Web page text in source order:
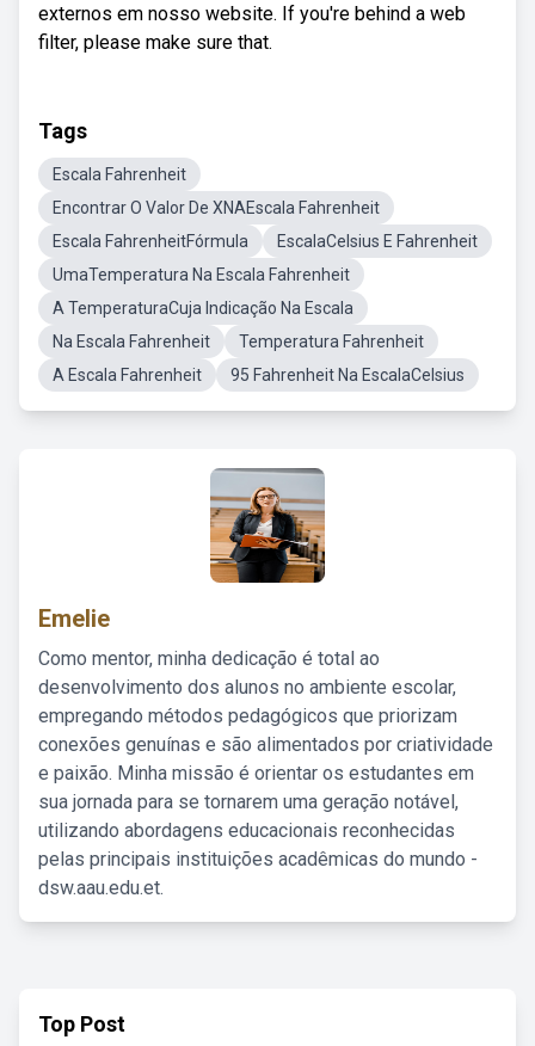
externos em nosso website. If you're behind a web
filter, please make sure that.
Tags
Escala Fahrenheit
Encontrar O Valor De XNAEscala Fahrenheit
Escala FahrenheitFórmula
EscalaCelsius E Fahrenheit
UmaTemperatura Na Escala Fahrenheit
A TemperaturaCuja Indicação Na Escala
Na Escala Fahrenheit
Temperatura Fahrenheit
A Escala Fahrenheit
95 Fahrenheit Na EscalaCelsius
Emelie
Como mentor, minha dedicação é total ao
desenvolvimento dos alunos no ambiente escolar,
empregando métodos pedagógicos que priorizam
conexões genuínas e são alimentados por criatividade
e paixão. Minha missão é orientar os estudantes em
sua jornada para se tornarem uma geração notável,
utilizando abordagens educacionais reconhecidas
pelas principais instituições acadêmicas do mundo -
dsw.aau.edu.et.
Top Post